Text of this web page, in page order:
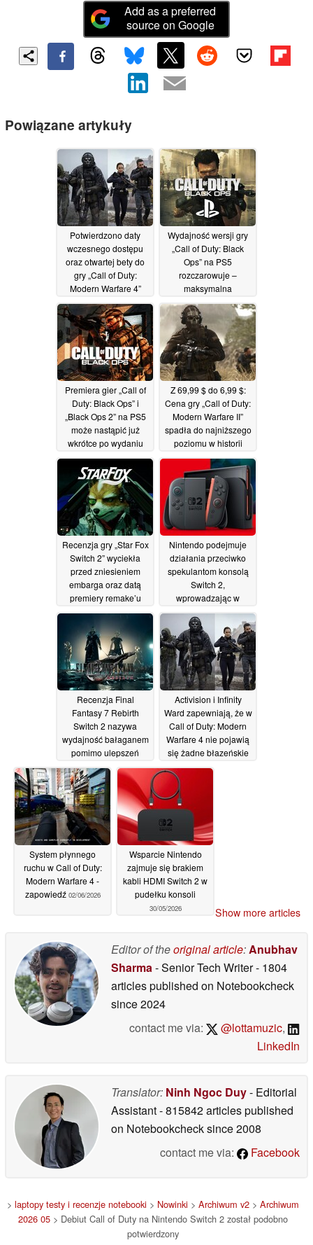
Add as a preferred
source on Google
Powiązane artykuły
Potwierdzono daty
wczesnego dostępu
oraz otwartej bety do
gry „Call of Duty:
Modern Warfare 4”
21/07/2026
Wydajność wersji gry
„Call of Duty: Black
Ops” na PS5
rozczarowuje –
maksymalna
rozdzielczość wynosi
1080p przy 60 Hz
11/07/2026
Premiera gier „Call of
Duty: Black Ops” i
„Black Ops 2” na PS5
może nastąpić już
wkrótce po wydaniu
nowej aktualizacji
04/07/2026
Z 69,99 $ do 6,99 $:
Cena gry „Call of Duty:
Modern Warfare II”
spadła do najniższego
poziomu w historii
podczas letniej
wyprzedaży na
platformie Steam
02/07/2026
Recenzja gry „Star Fox
Switch 2” wyciekła
przed zniesieniem
embarga oraz datą
premiery remake’u
24/06/2026
Nintendo podejmuje
działania przeciwko
spekulantom konsolą
Switch 2,
wprowadzając w
Japonii wymóg
dotyczący czasu gry
14/06/2026
Recenzja Final
Fantasy 7 Rebirth
Switch 2 nazywa
wydajność bałaganem
pomimo ulepszeń
03/06/2026
Activision i Infinity
Ward zapewniają, że w
Call of Duty: Modern
Warfare 4 nie pojawią
się żadne błazeńskie
skórki02/06/2026
System płynnego
ruchu w Call of Duty:
Modern Warfare 4 -
zapowiedź 02/06/2026
Wsparcie Nintendo
zajmuje się brakiem
kabli HDMI Switch 2 w
pudełku konsoli
30/05/2026 Show more articles
Editor of theoriginal article:Anubhav
Sharma- Senior Tech Writer- 1804
articles published on Notebookcheck
since 2024
contact me via:
@lottamuzic,
LinkedIn
Translator: Ninh Ngoc Duy- Editorial
Assistant- 815842 articles published
on Notebookchecksince 2008
contact me via:
Facebook
> laptopy testy i recenzje notebooki > Nowinki > Archiwum v2 > Archiwum
2026 05 > Debiut Call of Duty na Nintendo Switch 2 został podobno
potwierdzony